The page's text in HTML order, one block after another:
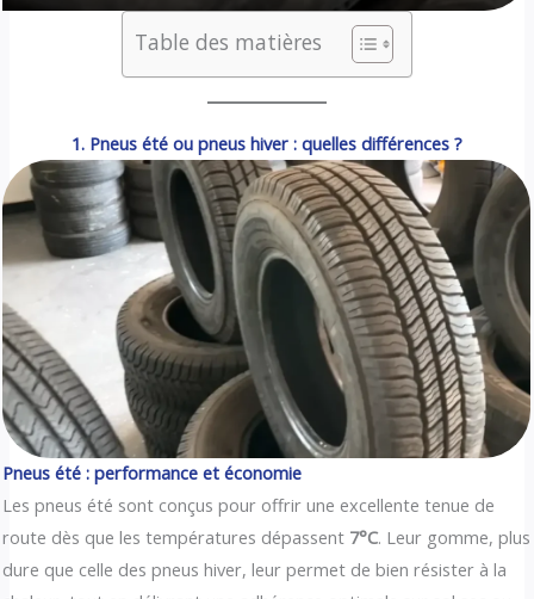
Table des matières
1. Pneus été ou pneus hiver : quelles différences ?
Pneus été : performance et économie
Les pneus été sont conçus pour offrir une excellente tenue de
route dès que les températures dépassent 7°C. Leur gomme, plus
dure que celle des pneus hiver, leur permet de bien résister à la